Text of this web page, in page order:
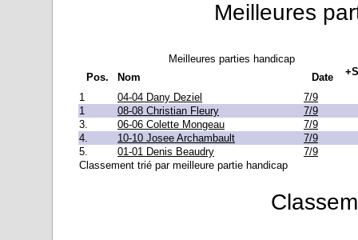
Meilleures
Meilleures parties handicap
Pos.
Nom Date
1 04-04 Dany Deziel
7/9
1
08-08 Christian Fleury
7/9
3.
06-06 Colette Mongeau
7/9
4.
10-10 Josee Archambault
7/9
5.
01-01 Denis Beaudry
7/9
Classement trié par meilleure partie handicap